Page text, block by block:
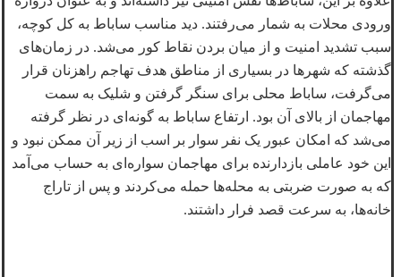
ورودی محلات به شمار می‌رفتند. دید مناسب ساباط به کل کوچه،
سبب تشدید امنیت و از میان بردن نقاط کور می‌شد. در زمان‌های
گذشته که شهرها در بسیاری از مناطق هدف تهاجم راهزنان قرار
می‌گرفت، ساباط محلی برای سنگر گرفتن و شلیک به سمت
مهاجمان از بالای آن بود. ارتفاع ساباط به گونه‌ای در نظر گرفته
می‌شد که امکان عبور یک نفر سوار بر اسب از زیر آن ممکن نبود و
این خود عاملی بازدارنده برای مهاجمان سواره‌ای به حساب می‌آمد
که به صورت ضربتی به محله‌ها حمله می‌کردند و پس از تاراج
خانه‌ها، به سرعت قصد فرار داشتند.